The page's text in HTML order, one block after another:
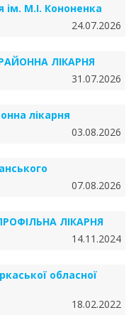
ім. М.І. Кононенка
24.07.2026
ЛІКАРНЯ
31.07.2026
лікарня
03.08.2026
07.08.2026
ЛІКАРНЯ
14.11.2024
обласної
18.02.2022